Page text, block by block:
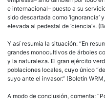
e internacional– puesto a su
sido descartada como ‘ignorancia’
elevada al pedestal de ‘ciencia’».
Y así resumía la situación: “En
grandes monocultivos de árboles
y la naturaleza. El gran ejército
poblaciones locales, cuyo único
suyo ante el invasor.” (Boletín
A modo de conclusión, comenta: